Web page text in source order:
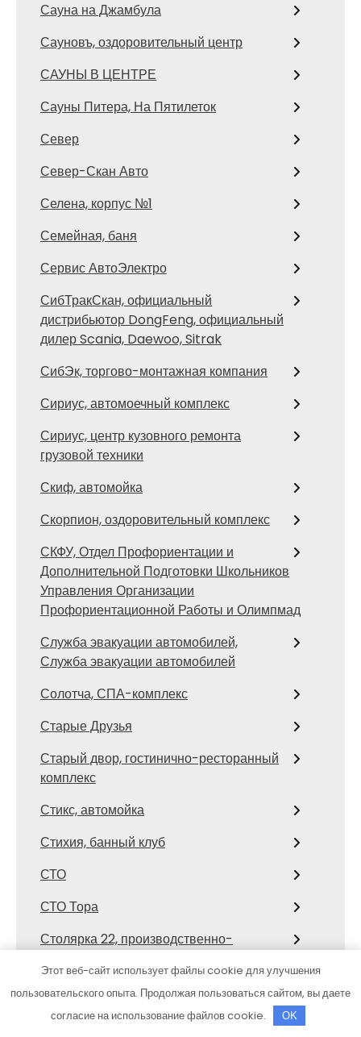
Сауна на Джамбула
Сауновъ, оздоровительный центр
САУНЫ В ЦЕНТРЕ
Сауны Питера, На Пятилеток
Север
Север-Скан Авто
Селена, корпус №1
Семейная, баня
Сервис АвтоЭлектро
СибТракСкан, официальный
дистрибьютор DongFeng, официальный
дилер Scania, Daewoo, Sitrak
СибЭк, торгово-монтажная компания
Сириус, автомоечный комплекс
Сириус, центр кузовного ремонта
грузовой техники
Скиф, автомойка
Скорпион, оздоровительный комплекс
СКФУ, Отдел Профориентации и
Дополнительной Подготовки Школьников
Управления Организации
Профориентационной Работы и Олимпмад
Служба эвакуации автомобилей,
Служба эвакуации автомобилей
Солотча, СПА-комплекс
Старые Друзья
Старый двор, гостинично-ресторанный
комплекс
Стикс, автомойка
Стихия, банный клуб
СТО
СТО Тора
Столярка 22, производственно-
Сфинкс, автомоечный комплекс
Таежный охотник, гостиница
Этот веб-сайт использует файлы cookie для улучшения
пользовательского опыта. Продолжая пользоваться сайтом, вы даете
согласие на использование файлов cookie.
OK